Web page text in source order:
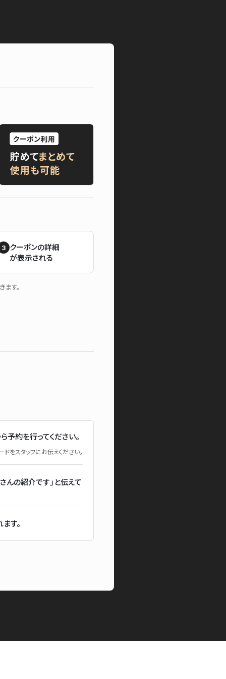
クーポンの詳細
が表示される
す。
約を行ってください。
をスタッフにお伝えください。
の紹介です」と伝えて
す。